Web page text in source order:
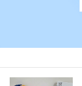
新着情報